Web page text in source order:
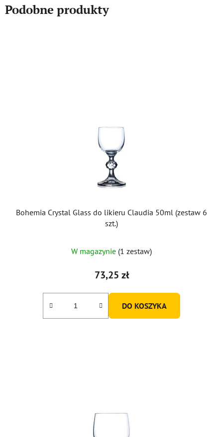
Podobne produkty
Bohemia Crystal Glass do likieru Claudia 50ml (zestaw 6
szt.)
W magazynie (1 zestaw)
73,25 zł
DO KOSZYKA